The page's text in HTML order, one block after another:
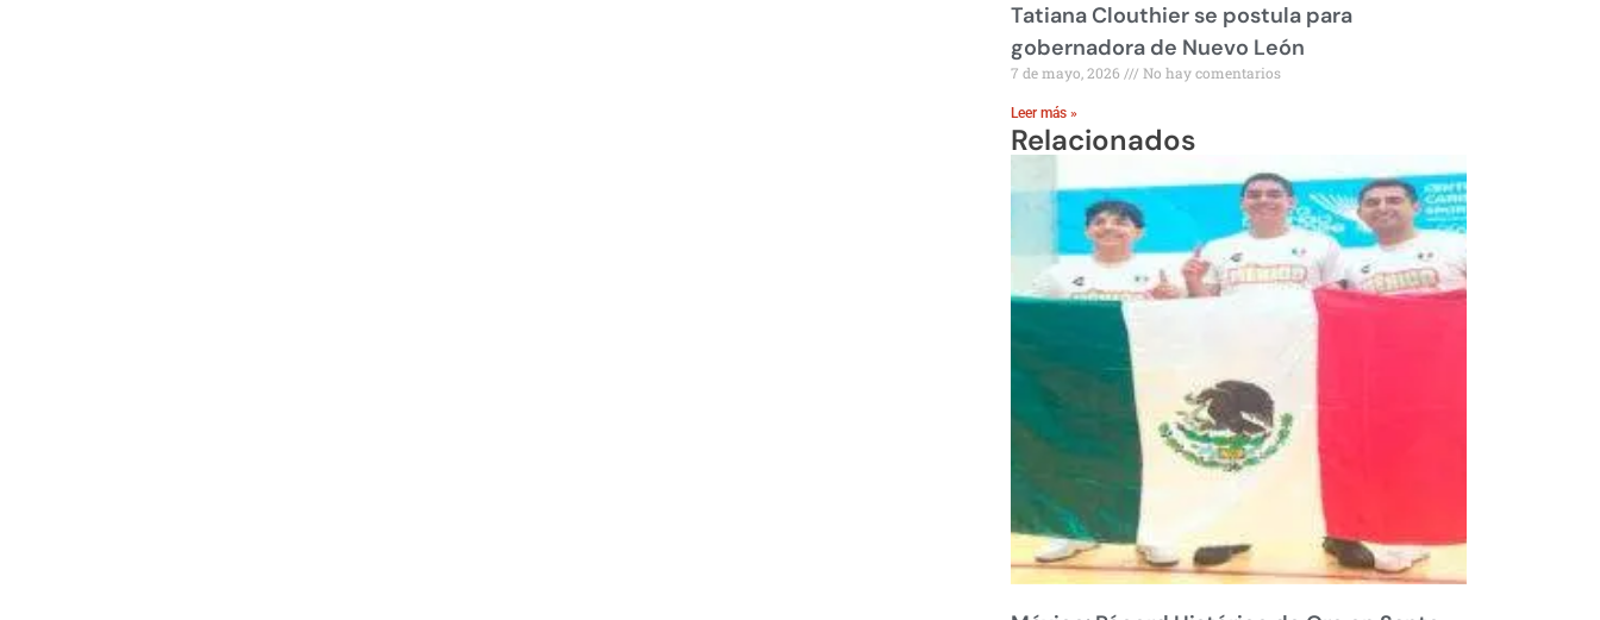
Tatiana Clouthier se postula para
gobernadora de Nuevo León
7 de mayo, 2026 No hay comentarios
Leer más »
Relacionados